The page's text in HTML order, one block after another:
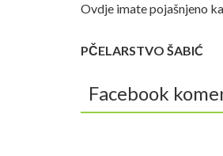
Ovdje imate pojašnjeno
PČELARSTVO ŠABIĆ
Facebook